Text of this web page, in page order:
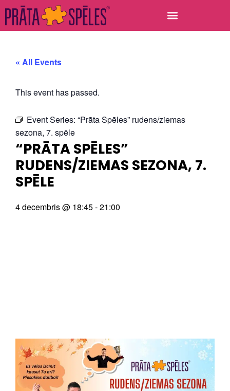
« All Events
This event has passed.
Event Series: “Prāta Spēles” rudens/ziemas
sezona, 7. spēle
“PRĀTA SPĒLES”
RUDENS/ZIEMAS SEZONA, 7.
SPĒLE
4 decembris@ 18:45-21:00